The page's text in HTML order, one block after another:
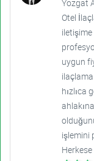
Yozgat
Otel
uygun
hızlıca
işlemini